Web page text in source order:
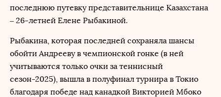
последнюю путевку представительнице Казахстана
– 26-летней Елене Рыбакиной.
Рыбакина, которая последней сохраняла шансы
обойти Андрееву в чемпионской гонке (в ней
учитываются только очки за теннисный
сезон-2025), вышла в полуфинал турнира в Токио
благодаря победе над канадкой Викторией Мбоко